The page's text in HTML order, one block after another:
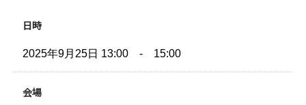
日時
2025年9月25日 13:00 - 15:00
会場